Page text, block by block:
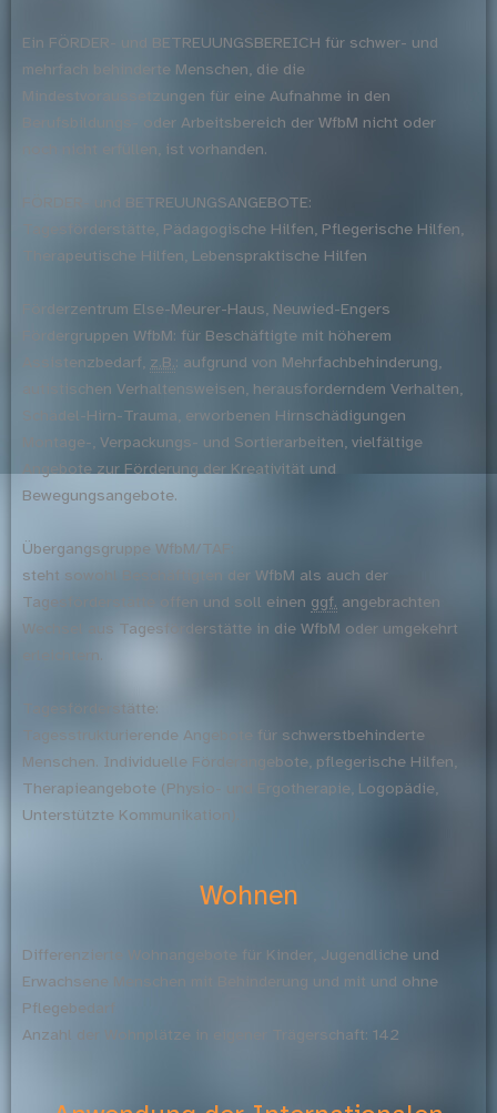
Ein FÖRDER- und BETREUUNGSBEREICH für schwer- und
mehrfach behinderte Menschen, die die
Mindestvoraussetzungen für eine Aufnahme in den
Berufsbildungs- oder Arbeitsbereich der WfbM nicht oder
noch nicht erfüllen, ist vorhanden.
FÖRDER- und BETREUUNGSANGEBOTE:
Tagesförderstätte, Pädagogische Hilfen, Pflegerische Hilfen,
Therapeutische Hilfen, Lebenspraktische Hilfen
Förderzentrum Else-Meurer-Haus, Neuwied-Engers
Fördergruppen WfbM: für Beschäftigte mit höherem
Assistenzbedarf, z.B.: aufgrund von Mehrfachbehinderung,
autistischen Verhaltensweisen, herausforderndem Verhalten,
Schädel-Hirn-Trauma, erworbenen Hirnschädigungen
Montage-, Verpackungs- und Sortierarbeiten, vielfältige
Angebote zur Förderung der Kreativität und
Bewegungsangebote.
Übergangsgruppe WfbM/TAF:
steht sowohl Beschäftigten der WfbM als auch der
Tagesförderstätte offen und soll einen ggf. angebrachten
Wechsel aus Tagesförderstätte in die WfbM oder umgekehrt
erleichtern.
Tagesförderstätte:
Tagesstrukturierende Angebote für schwerstbehinderte
Menschen. Individuelle Förderangebote, pflegerische Hilfen,
Therapieangebote (Physio- und Ergotherapie, Logopädie,
Unterstützte Kommunikation).
Wohnen
Differenzierte Wohnangebote für Kinder, Jugendliche und
Erwachsene Menschen mit Behinderung und mit und ohne
Pflegebedarf
Anzahl der Wohnplätze in eigener Trägerschaft: 142